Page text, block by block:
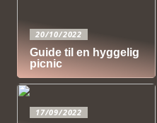
20/10/2022
Guide til en hyggelig
picnic
17/09/2022